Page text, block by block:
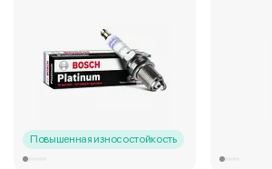
Повышенная износостойкость